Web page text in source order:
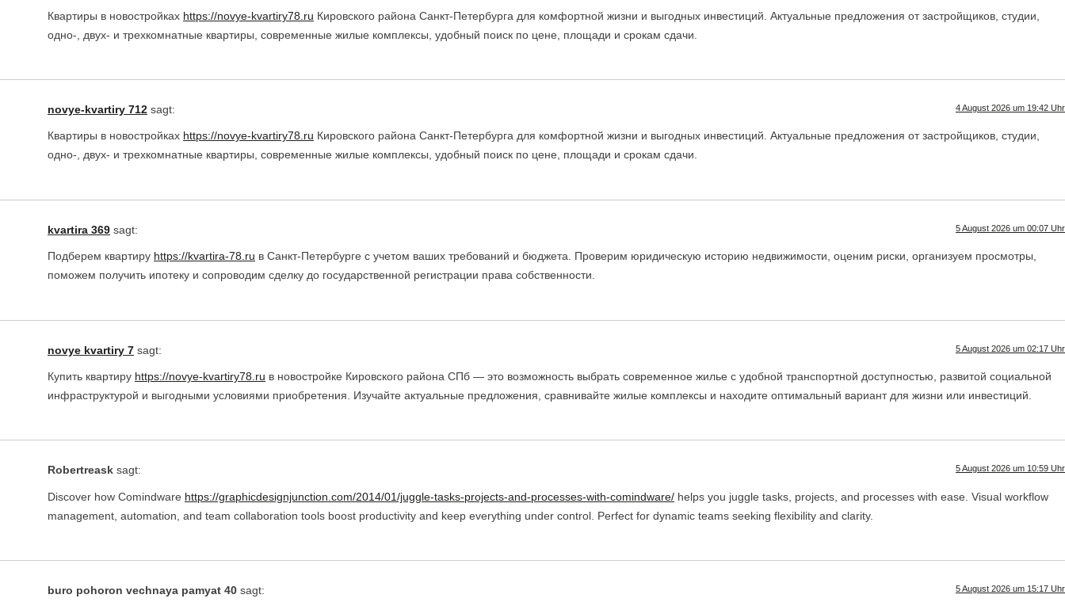
Квартиры в новостройках https://novye-kvartiry78.ru Кировского района Санкт-Петербурга для комфортной жизни и выгодных инвестиций. Актуальные предложения от застройщиков, студии,
одно-, двух- и трехкомнатные квартиры, современные жилые комплексы, удобный поиск по цене, площади и срокам сдачи.
novye-kvartiry 712 sagt: 4 August 2026 um 19:42 Uhr
Квартиры в новостройках https://novye-kvartiry78.ru Кировского района Санкт-Петербурга для комфортной жизни и выгодных инвестиций. Актуальные предложения от застройщиков, студии,
одно-, двух- и трехкомнатные квартиры, современные жилые комплексы, удобный поиск по цене, площади и срокам сдачи.
kvartira 369 sagt: 5 August 2026 um 00:07 Uhr
Подберем квартиру https://kvartira-78.ru в Санкт-Петербурге с учетом ваших требований и бюджета. Проверим юридическую историю недвижимости, оценим риски, организуем просмотры,
поможем получить ипотеку и сопроводим сделку до государственной регистрации права собственности.
novye kvartiry 7 sagt: 5 August 2026 um 02:17 Uhr
Купить квартиру https://novye-kvartiry78.ru в новостройке Кировского района СПб — это возможность выбрать современное жилье с удобной транспортной доступностью, развитой социальной
инфраструктурой и выгодными условиями приобретения. Изучайте актуальные предложения, сравнивайте жилые комплексы и находите оптимальный вариант для жизни или инвестиций.
Robertreask sagt: 5 August 2026 um 10:59 Uhr
Discover how Comindware https://graphicdesignjunction.com/2014/01/juggle-tasks-projects-and-processes-with-comindware/ helps you juggle tasks, projects, and processes with ease. Visual workflow
management, automation, and team collaboration tools boost productivity and keep everything under control. Perfect for dynamic teams seeking flexibility and clarity.
buro pohoron vechnaya pamyat 40 sagt: 5 August 2026 um 15:17 Uhr